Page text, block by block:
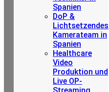
Spanien
DoP &
Lichtsetzendes
Kamerateam in
Spanien
Healthcare
Video
Produktion und
Live OP-